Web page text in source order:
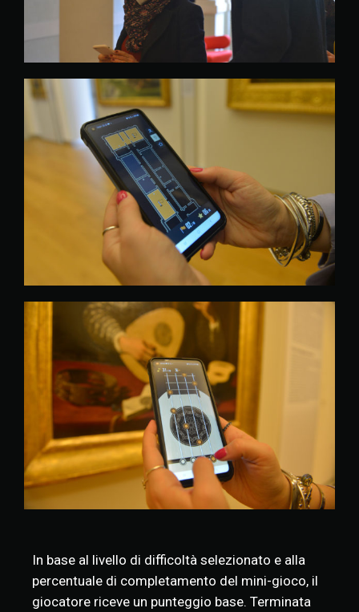
In base al livello di difficoltà selezionato e alla
percentuale di completamento del mini-gioco, il
giocatore riceve un punteggio base. Terminata